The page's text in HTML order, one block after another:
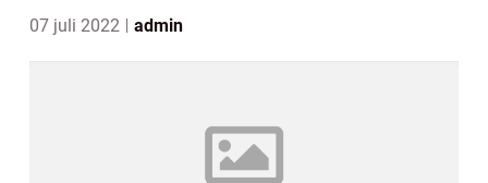
07 juli 2022 admin